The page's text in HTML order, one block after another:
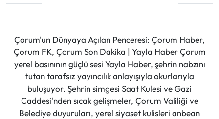
Çorum'un Dünyaya Açılan Penceresi: Çorum Haber,
Çorum FK, Çorum Son Dakika | Yayla Haber Çorum
yerel basınının güçlü sesi Yayla Haber, şehrin nabzını
tutan tarafsız yayıncılık anlayışıyla okurlarıyla
buluşuyor. Şehrin simgesi Saat Kulesi ve Gazi
Caddesi'nden sıcak gelişmeler, Çorum Valiliği ve
Belediye duyuruları, yerel siyaset kulisleri anbean